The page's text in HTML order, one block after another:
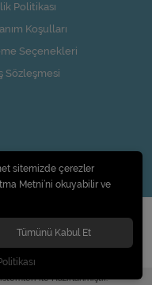
Politikası
Koşulları
Seçenekleri
Sözleşmesi
Şirketi. Tüm hakları saklıdır.
ile Hazırlanmıştır.
sitemizde çerezler
Metni’ni okuyabilir ve
Tümünü Kabul Et